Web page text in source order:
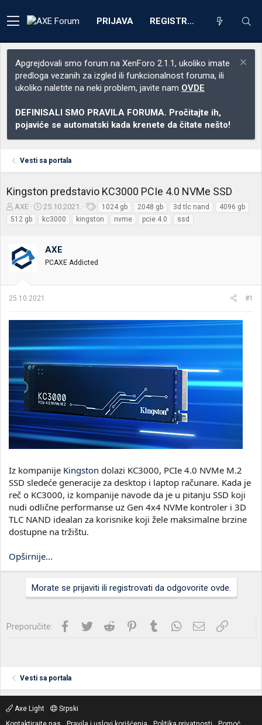
PRIJAVA REGISTRACIJA
Apgrejdovali smo forum na XenForo 2.1.1, ukoliko imate
predloga vezanih za izgled ili funkcionalnost foruma, ili
ukoliko naletite na neki problem, javite nam OVDE
DEFINISALI SMO PRAVILA FORUMA. Pročitajte ih,
pojaviće se automatski kada krenete da čitate nešto!
Vesti sa portala
Kingston predstavio KC3000 PCIe 4.0 NVMe SSD
Z
a
č
t
n
e
e
AXE
D
a
t
m
p
e
a
j
25.10.2021.
z
n
e
1024 gb 2048 gb 3d tlc nand
4096 gb
512 gb
kc3000 kingston nvme pcie 4.0 ssd
AXE
PCAXE Addicted
25.10.2021. #1
Iz kompanije Kingston dolazi KC3000, PCIe 4.0 NVMe M.2
SSD sledeće generacije za desktop i laptop računare. Kada je
reč o KC3000, iz kompanije navode da je u pitanju SSD koji
nudi odlične performanse uz Gen 4x4 NVMe kontroler i 3D
TLC NAND idealan za korisnike koji žele maksimalne brzine
dostupne na tržištu.
Opširnije...
Morate se prijaviti ili registrovati da odgovorite ovde.
Preporučite: Facebook
Twitter Reddit PinterestTumblrWhatsApp
Imejl Link
Vesti sa portala
Axe Light
Srpski